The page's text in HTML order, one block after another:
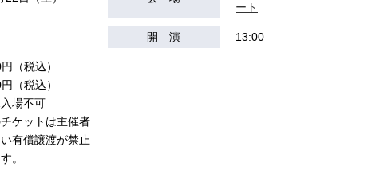
ート
開 演 13:00
（税込）
（税込）
場不可
ケットは主催者
有償譲渡が禁止
。